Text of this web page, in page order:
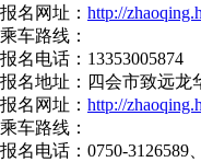
报名网址： http://
乘车路线：
报名电话：13353005874
报名地址：四会市致远龙
报名网址： http://
乘车路线：
报名电话：0750-3126589